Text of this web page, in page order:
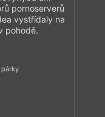
pornoserverů
vystřídaly na
pohodě.
párky